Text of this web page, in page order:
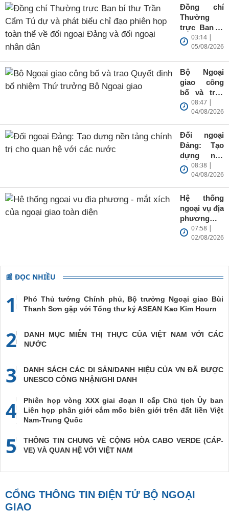
phát triển
quốc gia
Đồng chí
Thường
trực Ban bí
thư Trần
Cẩm Tú dự
chỉ đạo
phiên họp
toàn thể về
đối ngoại
Đảng và đối
dân
03:14 |
05/08/2026
Bộ Ngoại
giao công
bố và trao
Quyết định
bổ nhiệm
Thứ trưởng
Bộ Ngoại
giao
08:47 |
04/08/2026
Đối ngoại
Đảng: Tạo
dựng nền
tảng chính
trị cho quan
hệ với các
nước
08:38 |
04/08/2026
Hệ thống
ngoại vụ địa
phương -
mắt xích
của ngoại
07:58 |
02/08/2026
📰 ĐỌC NHIỀU
1
Phó Thủ tướng Chính phủ, Bộ trưởng Ngoại giao Bùi
Thanh Sơn gặp với Tổng thư ký ASEAN Kao Kim Hourn
2
DANH MỤC MIỄN THỊ THỰC CỦA VIỆT NAM VỚI CÁC
NƯỚC
3
DANH SÁCH CÁC DI SẢN/DANH HIỆU CỦA VN ĐÃ ĐƯỢC
UNESCO CÔNG NHẬN/GHI DANH
4
Phiên họp vòng XXX giai đoạn II cấp Chủ tịch Ủy ban
Liên họp phân giới cắm mốc biên giới trên đất liền Việt
Nam-Trung Quốc
5
THÔNG TIN CHUNG VỀ CỘNG HÒA CABO VERDE (CÁP-
VE) VÀ QUAN HỆ VỚI VIỆT NAM
CỔNG THÔNG TIN ĐIỆN TỬ BỘ NGOẠI
GIAO